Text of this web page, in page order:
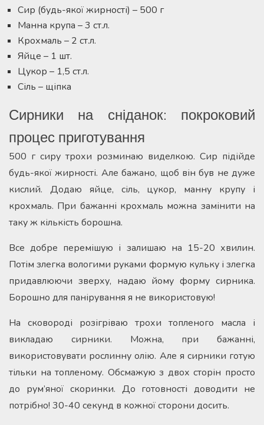
Сир (будь-якої жирності) – 500 г
Манна крупа – 3 ст.л.
Крохмаль – 2 ст.л.
Яйце – 1 шт.
Цукор – 1,5 ст.л.
Сіль – щіпка
Сирники на сніданок: покроковий
процес приготування
500 г сиру трохи розминаю виделкою. Сир підійде
будь-якої жирності. Але бажано, щоб він був не дуже
кислий. Додаю яйце, сіль, цукор, манну крупу і
крохмаль. При бажанні крохмаль можна замінити на
таку ж кількість борошна.
Все добре перемішую і залишаю на 15-20 хвилин.
Потім злегка вологими руками формую кульку і злегка
придавлюючи зверху, надаю йому форму сирника.
Борошно для панірування я не використовую!
На сковороді розігріваю трохи топленого масла і
викладаю сирники. Можна, при бажанні,
використовувати рослинну олію. Але я сирники готую
тільки на топленому. Обсмажую з двох сторін просто
до рум’яної скоринки. До готовності доводити не
потрібно! 30-40 секунд в кожної сторони досить.